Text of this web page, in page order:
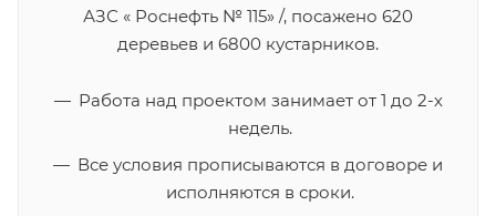
АЗС « Роснефть № 115» /, посажено 620
деревьев и 6800 кустарников.
Работа над проектом занимает от 1 до 2-х
недель.
Все условия прописываются в договоре и
исполняются в сроки.